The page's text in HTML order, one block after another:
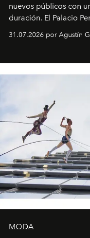
nuevos públicos con
duración. El Palacio
son algunos de los
miniobras. Sus
31.07.2026 por Agustín
MODA